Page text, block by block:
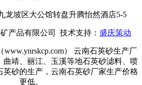
龙坡区大公馆转盘升腾怡然酒店5-5
产品有限公司 技术支持： 盛庆策动
） 云南石英砂生产厂
曲靖、丽江、玉溪等地石英砂滤料、喷
英砂的生产，云南石英砂厂家生产价格
更低。